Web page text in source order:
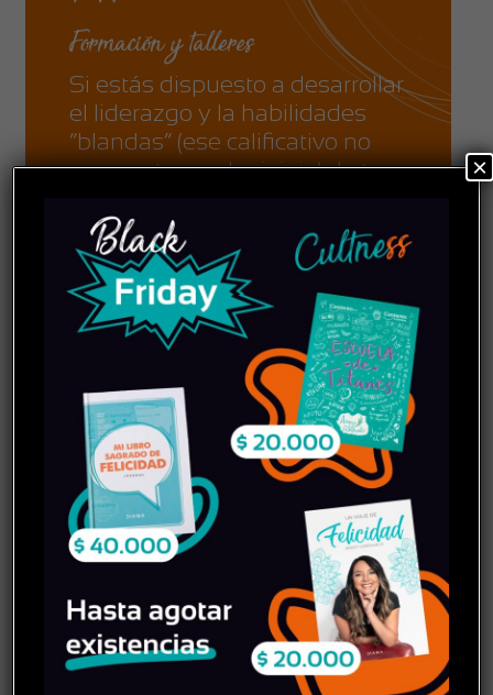
Formación y talleres
Si estás dispuesto a desarrollar
el liderazgo y la habilidades
“blandas” (ese calificativo no
nos gusta mucho jejeje) de tu
Más info
Experiencias
Si deseas realizar actividades
de bienestar y cultivar la salud
mental de tus equipos, haz
como algunas canciones:
“hasta abajo”
×